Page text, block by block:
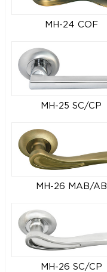
MH-24 COF
MH-25 SC/CP
MH-26 MAB/AB
MH-26 SC/CP